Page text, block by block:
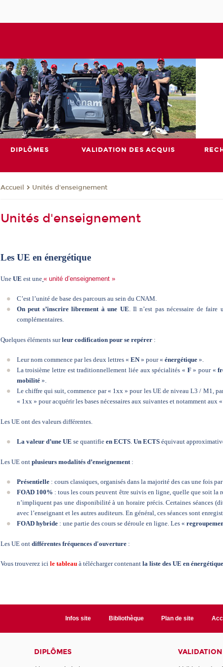
DIPLÔMES VALIDATION DES ACQUIS
Accueil Unités d'enseignement
Unités d'enseignement
Les UE en énergétique
UneUE est une « unité d’enseignement »
C’est l’unité de base des parcours au sein du CNAM.
On peut s’inscrire librement à une UE. Il n’est pas nécessaire de faire
complémentaires.
Quelques éléments surleur codification pour se repérer :
Leur nom commence par les deux lettres « EN» pour « énergétique».
La troisième lettre est traditionnellement liée aux spécialités « F» pour «
mobilité».
Le chiffre qui suit, commence par « 1xx » pour les UE de niveau L3 / M1,
« 1xx » pour acquérir les bases nécessaires aux suivantes et notamment aux
Les UE ont des valeurs différentes.
La valeur d’une UE se quantifie en ECTS. Un ECTSéquivaut
Les UE ontplusieurs modalités d’enseignement :
Présentielle: cours classiques, organisés dans la majorité des cas une fois
FOAD100% : tous les cours peuvent être suivis en ligne, quelle que soit la
n’impliquent pas une disponibilité à un horaire précis. Certaines séances
avec l’enseignant et les autres auditeurs. En général, ces séances sont
FOAD hybride: une partie des cours se déroule en ligne. Les «
Les UE ontdifférentes fréquences d'ouverture :
Vous trouverez ici le tableau à télécharger contenantla liste des UE en
Infos site Bibliothèque Plan de site
DIPLÔMES